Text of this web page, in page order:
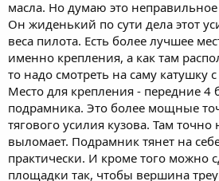
масла. Но думаю это
Он жиденький по сути дела этот
веса пилота. Есть более лучшее
именно крепления, а как там
то надо смотреть на саму катушку
Место для крепления - передние 4
подрамника. Это более мощные
тягового усилия кузова. Там
выломает. Подрамник тянет на
практически. И кроме того можно
площадки так, чтобы вершина